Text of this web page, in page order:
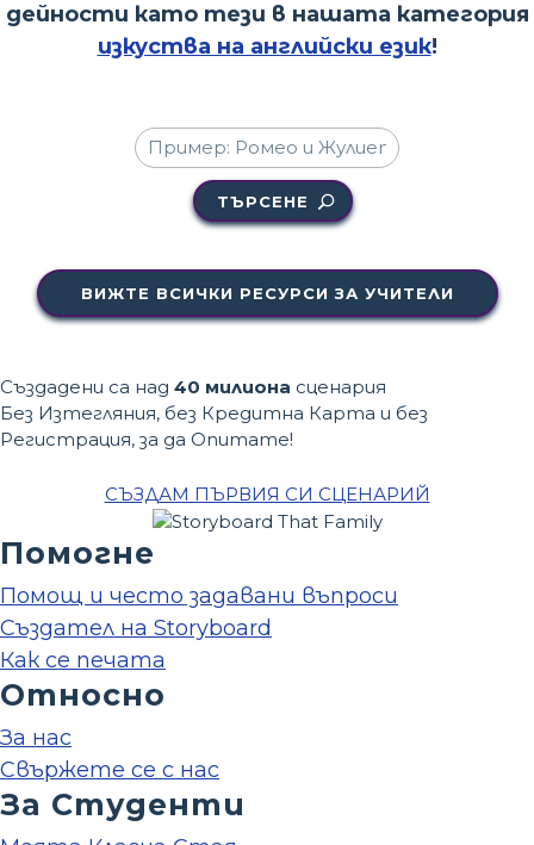
дейности като тези в нашата категория
изкуства на английски език!
ТЪРСЕНЕ
ВИЖТЕ ВСИЧКИ РЕСУРСИ ЗА УЧИТЕЛИ
Създадени са над 40 милиона сценария
Без Изтегляния, без Кредитна Карта и без
Регистрация, за да Опитате!
СЪЗДАМ ПЪРВИЯ СИ СЦЕНАРИЙ
Помогне
Помощ и често задавани въпроси
Създател на Storyboard
Как се печата
Относно
За нас
Свържете се с нас
За Студенти